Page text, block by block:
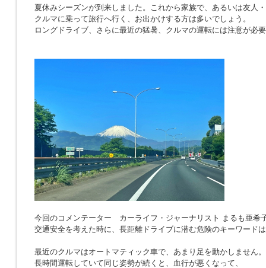
夏休みシーズンが到来しました。これから家族で、あるいは友人
クルマに乗って旅行へ行く、お出かけする方は多いでしょう。
ロングドライブ、さらに最近の猛暑、クルマの運転には注意が必
今回のコメンテーター カーライフ・ジャーナリスト まるも亜希
交通安全を考えた時に、長距離ドライブに潜む危険のキーワード
最近のクルマはオートマティック車で、あまり足を動かしません。
長時間運転していて同じ姿勢が続くと、血行が悪くなって、